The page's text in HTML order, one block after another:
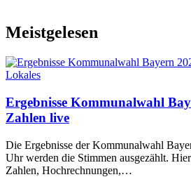
Meistgelesen
Lokales
Ergebnisse Kommunalwahl
Zahlen live
Die Ergebnisse der Kommunalwahl
Uhr werden die Stimmen ausgezählt.
Zahlen, Hochrechnungen,…